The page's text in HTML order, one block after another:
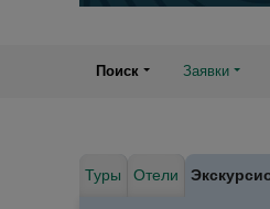
Поиск Заявки
Туры Отели